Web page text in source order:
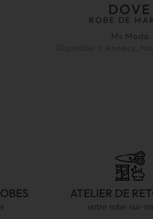
DOVE
ROBE DE
Ms Moda
Disponible à Annecy,
ATELIER DE
votre robe sur-